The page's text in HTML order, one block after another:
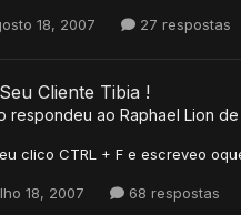
18, 2007 27 respostas
Cliente Tibia !
respondeu ao Raphael Lion de
clico CTRL + F e escreveo
18, 2007 68 respostas